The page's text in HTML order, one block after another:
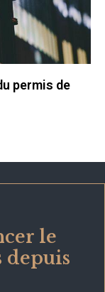
permis de
le